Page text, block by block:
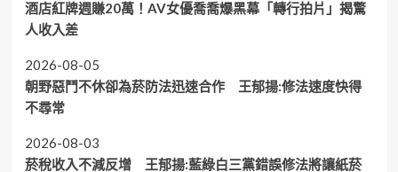
酒店紅牌週賺20萬！AV女優喬喬爆黑幕「轉行拍片」揭驚
人收入差
2026-08-05
朝野惡鬥不休卻為菸防法迅速合作 王郁揚:修法速度快得
不尋常
2026-08-03
菸稅收入不減反增 王郁揚:藍綠白三黨錯誤修法將讓紙菸